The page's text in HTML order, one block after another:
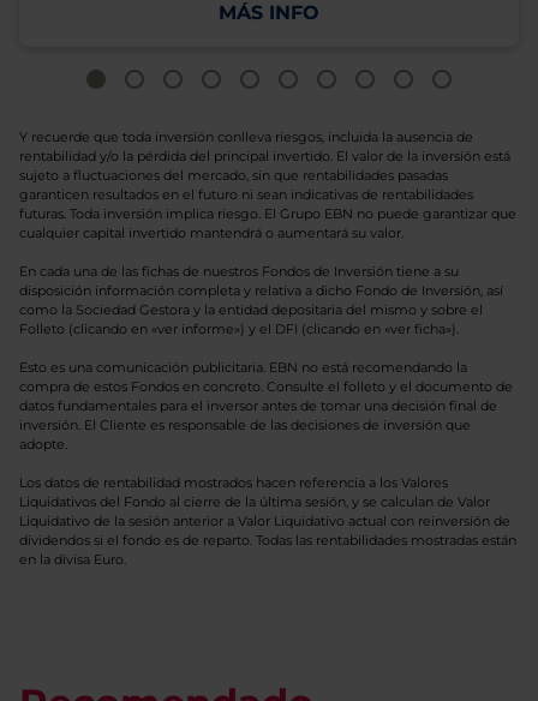
MÁS INFO
Y recuerde que toda inversión conlleva riesgos, incluida la ausencia de
rentabilidad y/o la pérdida del principal invertido. El valor de la inversión está
sujeto a fluctuaciones del mercado, sin que rentabilidades pasadas
garanticen resultados en el futuro ni sean indicativas de rentabilidades
futuras. Toda inversión implica riesgo. El Grupo EBN no puede garantizar que
cualquier capital invertido mantendrá o aumentará su valor.
En cada una de las fichas de nuestros Fondos de Inversión tiene a su
disposición información completa y relativa a dicho Fondo de Inversión, así
como la Sociedad Gestora y la entidad depositaria del mismo y sobre el
Folleto (clicando en «ver informe») y el DFI (clicando en «ver ficha»).
Esto es una comunicación publicitaria. EBN no está recomendando la
compra de estos Fondos en concreto. Consulte el folleto y el documento de
datos fundamentales para el inversor antes de tomar una decisión final de
inversión. El Cliente es responsable de las decisiones de inversión que
adopte.
Los datos de rentabilidad mostrados hacen referencia a los Valores
Liquidativos del Fondo al cierre de la última sesión, y se calculan de Valor
Liquidativo de la sesión anterior a Valor Liquidativo actual con reinversión de
dividendos si el fondo es de reparto. Todas las rentabilidades mostradas están
en la divisa Euro.